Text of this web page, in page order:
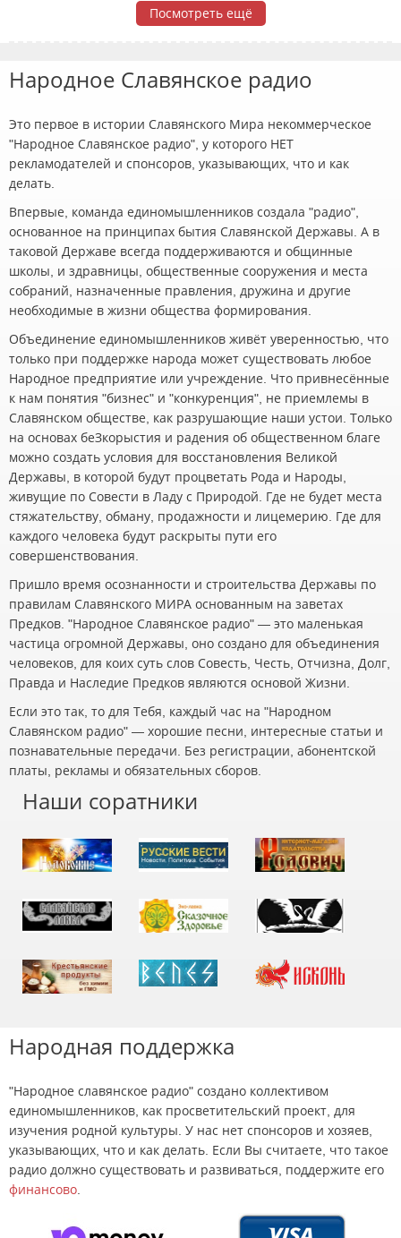
Посмотреть ещё
Народное Славянское радио
Это первое в истории Славянского Мира некоммерческое
"Народное Славянское радио", у которого НЕТ
рекламодателей и спонсоров, указывающих, что и как
делать.
Впервые, команда единомышленников создала "радио",
основанное на принципах бытия Славянской Державы. А в
таковой Державе всегда поддерживаются и общинные
школы, и здравницы, общественные сооружения и места
собраний, назначенные правления, дружина и другие
необходимые в жизни общества формирования.
Объединение единомышленников живёт уверенностью, что
только при поддержке народа может существовать любое
Народное предприятие или учреждение. Что привнесённые
к нам понятия "бизнес" и "конкуренция", не приемлемы в
Славянском обществе, как разрушающие наши устои. Только
на основах беЗкорыстия и радения об общественном благе
можно создать условия для восстановления Великой
Державы, в которой будут процветать Рода и Народы,
живущие по Совести в Ладу с Природой. Где не будет места
стяжательству, обману, продажности и лицемерию. Где для
каждого человека будут раскрыты пути его
совершенствования.
Пришло время осознанности и строительства Державы по
правилам Славянского МИРА основанным на заветах
Предков. "Народное Славянское радио" — это маленькая
частица огромной Державы, оно создано для объединения
человеков, для коих суть слов Совесть, Честь, Отчизна, Долг,
Правда и Наследие Предков являются основой Жизни.
Если это так, то для Тебя, каждый час на "Народном
Славянском радио" — хорошие песни, интересные статьи и
познавательные передачи. Без регистрации, абонентской
платы, рекламы и обязательных сборов.
Наши соратники
Народная поддержка
"Народное славянское радио" создано коллективом
единомышленников, как просветительский проект, для
изучения родной культуры. У нас нет спонсоров и хозяев,
указывающих, что и как делать. Если Вы считаете, что такое
радио должно существовать и развиваться, поддержите его
финансово